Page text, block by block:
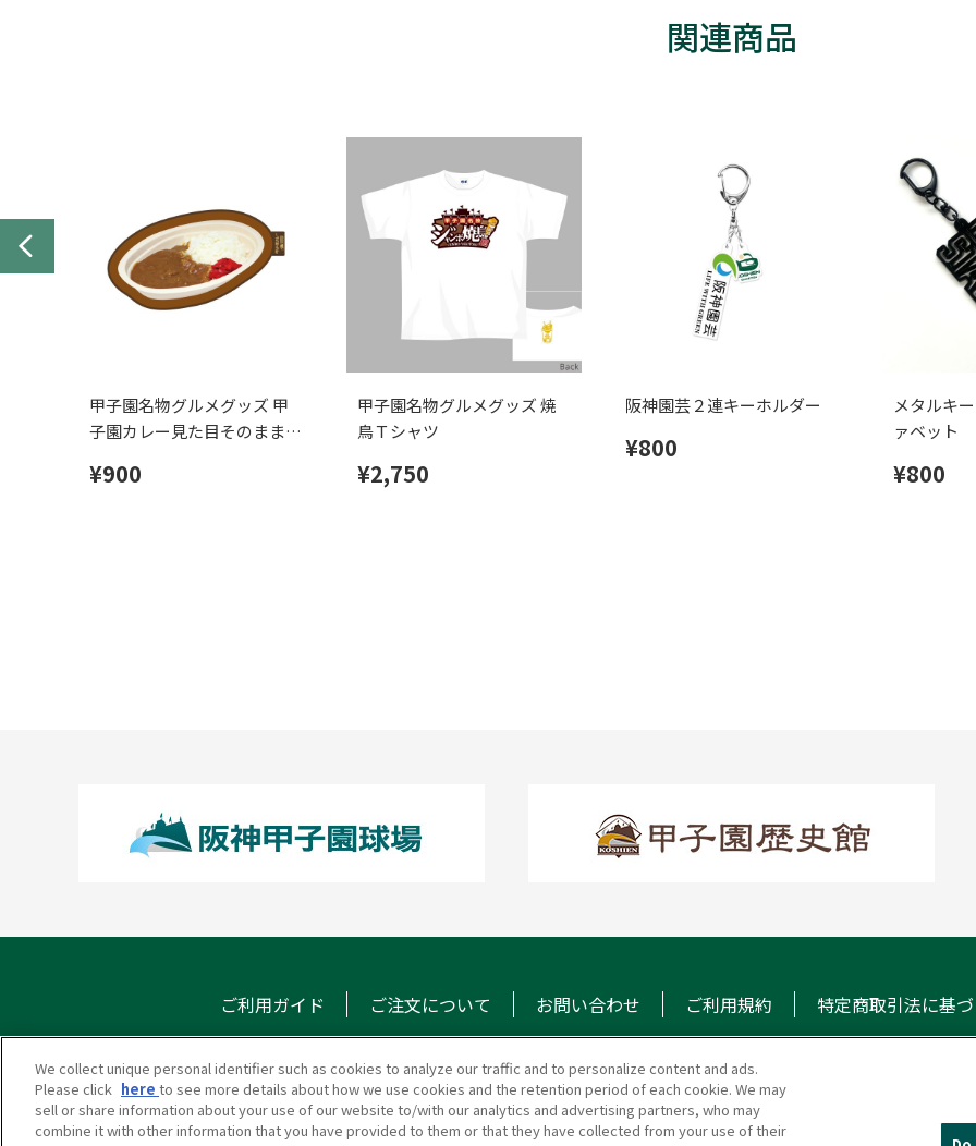
関連商品
甲子園名物グルメグッズ 甲
子園カレー見た目そのまま！
¥900
甲子園名物グルメグッズ 焼
鳥Ｔシャツ
¥2,750
阪神園芸２連キーホルダー
¥800
メタルキ
ァベット
¥800
ご利用ガイド ご注文について お問い合わせ ご利用規約 特定商取引法に基
甲子園eモール メールマガジン
We collect unique personal identifier such as cookies to analyze our traffic and to personalize content and ads.
Please click here to see more details about how we use cookies and the retention period of each cookie. We may
sell or share information about your use of our website to/with our analytics and advertising partners, who may
combine it with other information that you have provided to them or that they have collected from your use of their